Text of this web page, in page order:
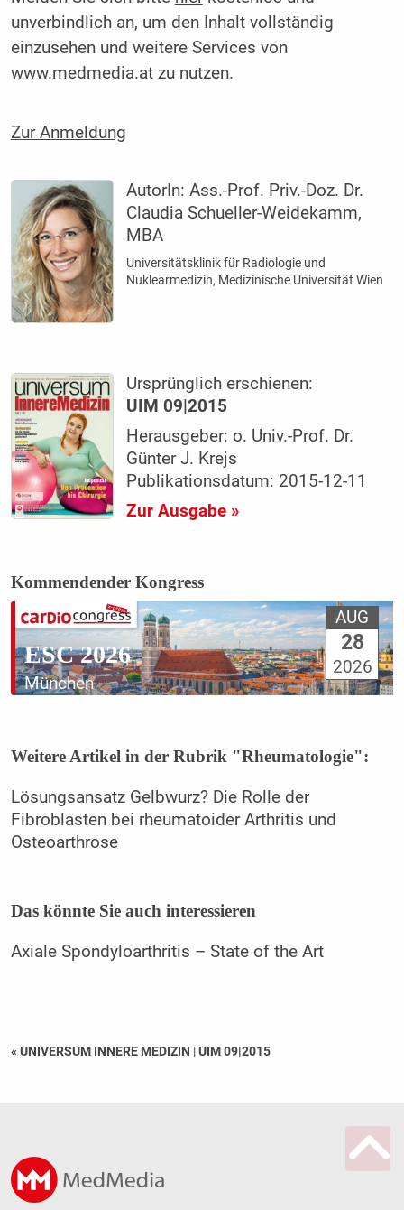
unverbindlich an, um den Inhalt vollständig
einzusehen und weitere Services von
www.medmedia.at zu nutzen.
Zur Anmeldung
AutorIn:Ass.-Prof. Priv.-Doz. Dr.
Claudia Schueller-Weidekamm,
MBA
Universitätsklinik für Radiologie und
Nuklearmedizin, Medizinische Universität Wien
Ursprünglich erschienen:
UIM 09|2015
Herausgeber: o. Univ.-Prof. Dr.
Günter J. Krejs
Publikationsdatum: 2015-12-11
Zur Ausgabe »
Kommendender Kongress
ESC 2026
München
AUG
28
2026
Weitere Artikel in der Rubrik "Rheumatologie":
Lösungsansatz Gelbwurz? Die Rolle der
Fibroblasten bei rheumatoider Arthritis und
Osteoarthrose
Das könnte Sie auch interessieren
Axiale Spondyloarthritis – State of the Art
« UNIVERSUM INNERE MEDIZIN |UIM 09|2015